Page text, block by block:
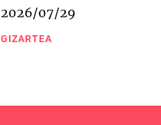
2026/07/29
GIZARTEA